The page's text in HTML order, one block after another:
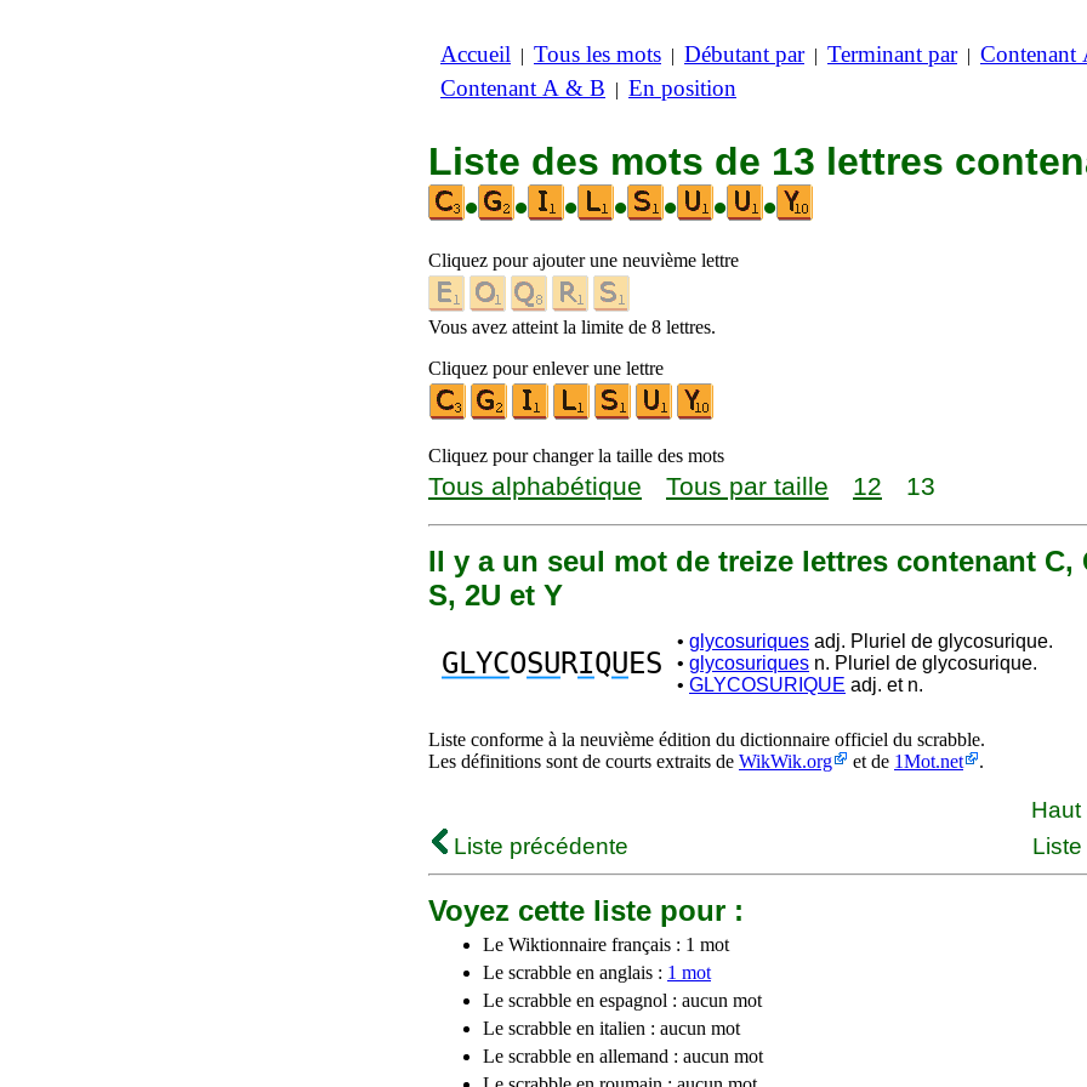
Accueil | Tous les mots | Débutant par| Terminant par| Contenant
Contenant A & B | En position
Liste des mots de 13 lettres
•
• • • • • •
Cliquez pour ajouter une neuvième lettre
Vous avez atteint la limite de 8 lettres.
Cliquez pour enlever une lettre
Cliquez pour changer la taille des mots
Tous alphabétique Tous par taille 12 13
Il y a un seul mot de treize lettres contenant C,
S, 2U et Y
GLYCOSURIQUES
• glycosuriques adj. Pluriel de glycosurique.
• glycosuriques n. Pluriel de glycosurique.
• GLYCOSURIQUE adj. et n.
Liste conforme à la neuvième édition du dictionnaire officiel du scrabble.
Les définitions sont de courts extraits de WikWik.org et de 1Mot.net .
Haut
Liste précédente
Voyez cette liste pour :
Le Wiktionnaire français : 1 mot
Le scrabble en anglais : 1 mot
Le scrabble en espagnol : aucun mot
Le scrabble en italien : aucun mot
Le scrabble en allemand : aucun mot